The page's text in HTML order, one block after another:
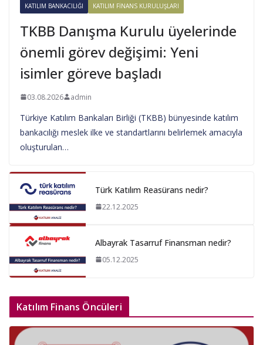
KATILIM BANKACILIĞI KATILIM FINANS KURULUŞLARI
TKBB Danışma Kurulu üyelerinde
önemli görev değişimi: Yeni
isimler göreve başladı
03.08.2026 admin
Türkiye Katılım Bankaları Birliği (TKBB) bünyesinde katılım
bankacılığı meslek ilke ve standartlarını belirlemek amacıyla
oluşturulan…
Türk Katılım Reasürans nedir?
22.12.2025
Albayrak Tasarruf Finansman nedir?
05.12.2025
Katılım Finans Öncüleri